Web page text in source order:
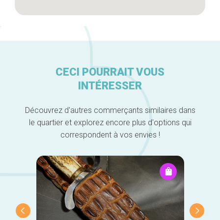
CECI POURRAIT VOUS
INTÉRESSER
Découvrez d'autres commerçants similaires dans
le quartier et explorez encore plus d'options qui
correspondent à vos envies !